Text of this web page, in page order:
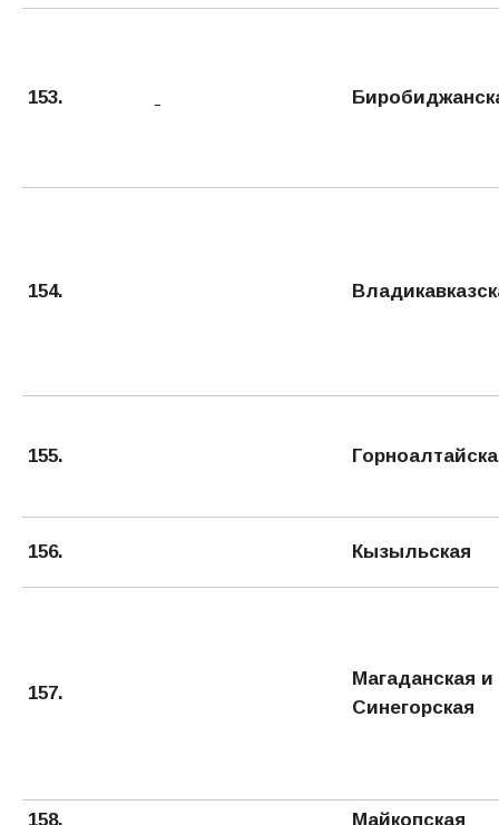
153.
154.
155.
156. Кызыльская
157.
Магаданская и
Синегорская
158. Майкопская